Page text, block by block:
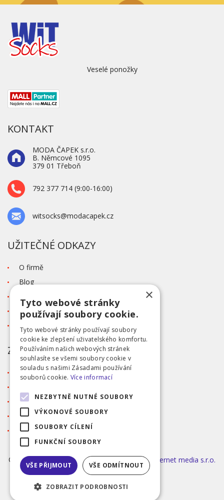
Veselé ponožky
KONTAKT
MODA ČAPEK s.r.o.
B. Němcové 1095
379 01 Třeboň
792 377 714 (9:00-16:00)
witsocks@modacapek.cz
UŽITEČNÉ ODKAZY
O firmě
Blog
Tabulka velikostí
Ochrana osobních údajů GDPR
ZÁKAZNICKÝ SERVIS
Obchodní podmínky
Reklamace
Přihlášení
Registrace
©2026 MODA ČAPEK s.r.o. Made by INIZIO Internet media s.r.o.
|
nastavení cookies
×
Tyto webové stránky
používají soubory cookie.
Tyto webové stránky používají soubory
cookie ke zlepšení uživatelského komfortu.
Používáním našich webových stránek
souhlasíte se všemi soubory cookie v
souladu s našimi Zásadami používání
souborů cookie. Více informací
NEZBYTNĚ NUTNÉ SOUBORY
VÝKONOVÉ SOUBORY
SOUBORY CÍLENÍ
FUNKČNÍ SOUBORY
VŠE PŘIJMOUT VŠE ODMÍTNOUT
ZOBRAZIT PODROBNOSTI